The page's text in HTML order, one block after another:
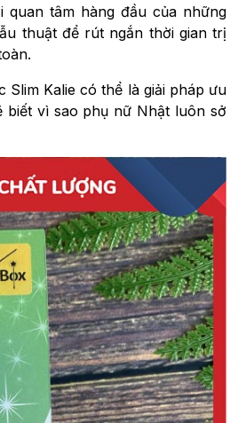
tâm hàng đầu của những
thuật để rút ngắn thời gian trị
Slim Kalie có thể là giải pháp ưu
biết vì sao phụ nữ Nhật luôn sở